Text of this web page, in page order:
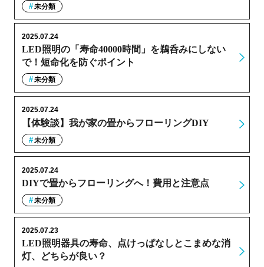
未分類
LED照明の「寿命40000時間」を鵜呑みにしない
で！短命化を防ぐポイント
2025.07.24
未分類
【体験談】我が家の畳からフローリングDIY
2025.07.24
未分類
DIYで畳からフローリングへ！費用と注意点
2025.07.24
未分類
LED照明器具の寿命、点けっぱなしとこまめな消
灯、どちらが良い？
2025.07.23